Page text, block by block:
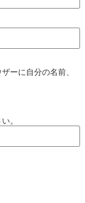
ーに自分の名前、
。